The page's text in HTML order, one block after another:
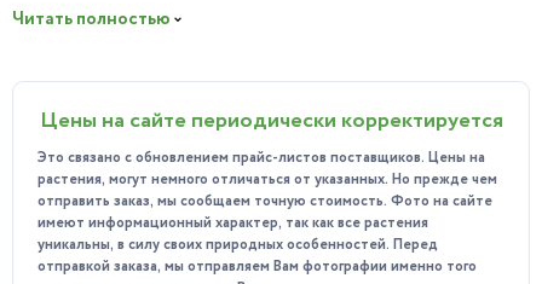
Пышный, густой куст высотой 50 см выглядит очень
Почему вы полюбите Кротон «Голд Даст»?
Эффект солнечных бликов: Благодаря обилию желтых
пятнышек, растение кажется светящимся. Оно отлично
оживляет интерьер, добавляет ему сочности и
экзотического шарма. Каждое растение имеет свой
уникальный рисунок.
Роскошный объем: В размере D21 H50 вы получаете не
Читать полностью
Цены на сайте периодически корректируется
Это связано с обновлением прайс-листов поставщиков. Цены на
растения, могут немного отличаться от указанных. Но прежде чем
отправить заказ, мы сообщаем точную стоимость. Фото на сайте
имеют информационный характер, так как все растения
уникальны, в силу своих природных особенностей. Перед
отправкой заказа, мы отправляем Вам фотографии именно того